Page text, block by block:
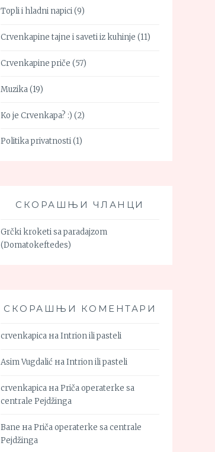
Topli i hladni napici(9)
Crvenkapine tajne i saveti iz kuhinje (11)
Crvenkapine priče (57)
Muzika(19)
Ko je Crvenkapa? :) (2)
Politika privatnosti(1)
СКОРАШЊИ ЧЛАНЦИ
Grčki kroketi sa paradajzom
(Domatokeftedes)
СКОРАШЊИ КОМЕНТАРИ
crvenkapica наIntrion ili pasteli
Asim Vugdalić наIntrion ili pasteli
crvenkapica наPriča operaterke sa
centrale Pejdžinga
Bane наPriča operaterke sa centrale
Pejdžinga